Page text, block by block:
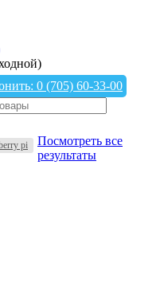
0 (705) 60-33-00
pi
Посмотреть все
результаты